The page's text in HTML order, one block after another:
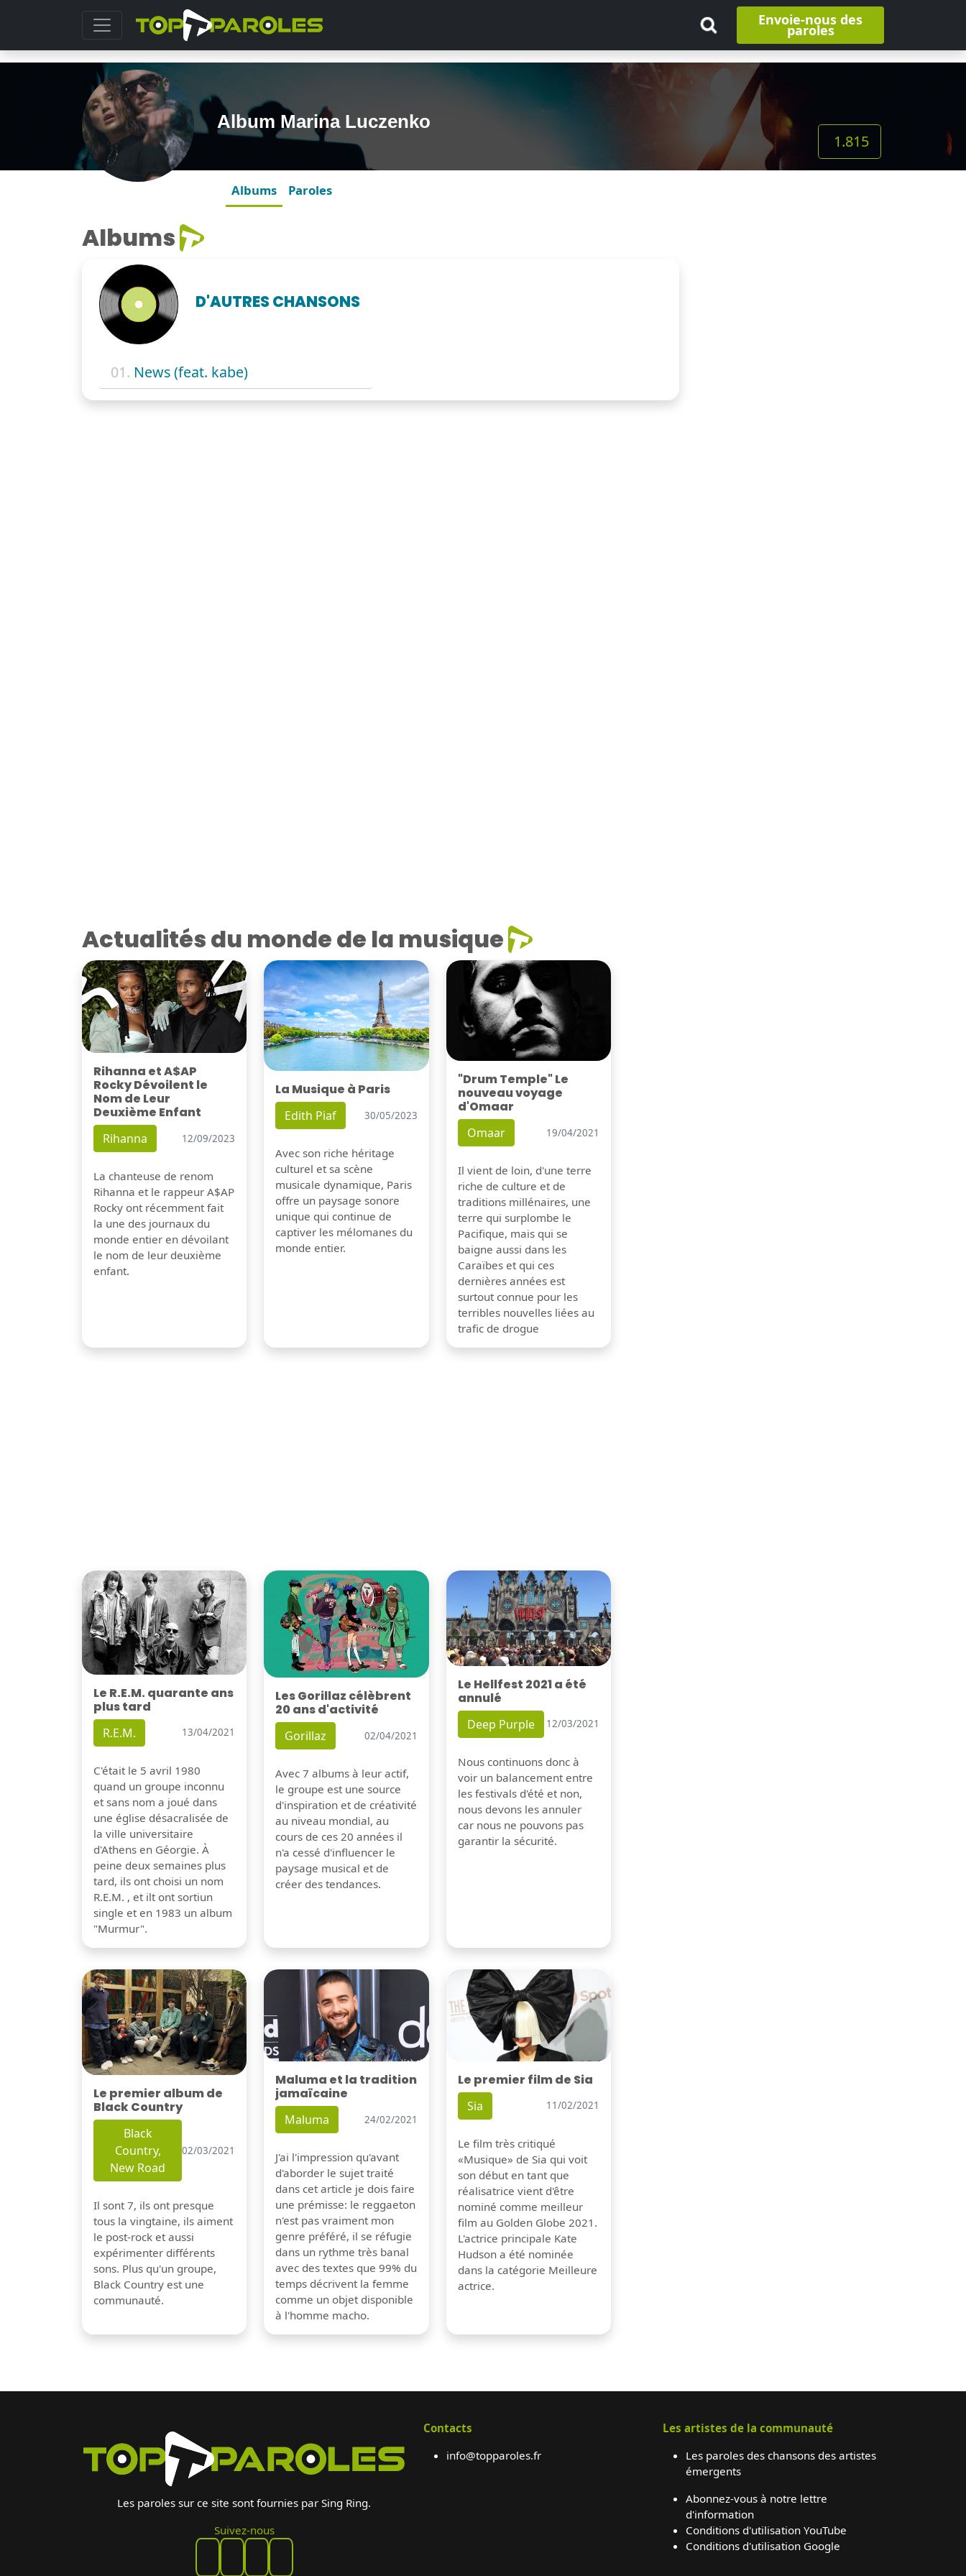
Envoie-nous des
paroles
Album Marina Luczenko
1.815
Albums Paroles
Albums
D'AUTRES CHANSONS
01. News (feat. kabe)
Actualités du monde de la musique
Rihanna et A$AP
Rocky Dévoilent le
Nom de Leur
Deuxième Enfant
Rihanna 12/09/2023
La chanteuse de renom
Rihanna et le rappeur A$AP
Rocky ont récemment fait
la une des journaux du
monde entier en dévoilant
le nom de leur deuxième
enfant.
La Musique à Paris
Edith Piaf 30/05/2023
Avec son riche héritage
culturel et sa scène
musicale dynamique, Paris
offre un paysage sonore
unique qui continue de
captiver les mélomanes du
monde entier.
"Drum Temple" Le
nouveau voyage
d'Omaar
Omaar 19/04/2021
Il vient de loin, d'une terre
riche de culture et de
traditions millénaires, une
terre qui surplombe le
Pacifique, mais qui se
baigne aussi dans les
Caraïbes et qui ces
dernières années est
surtout connue pour les
terribles nouvelles liées au
trafic de drogue
Le R.E.M. quarante ans
plus tard
R.E.M. 13/04/2021
C'était le 5 avril 1980
quand un groupe inconnu
et sans nom a joué dans
une église désacralisée de
la ville universitaire
d'Athens en Géorgie. À
peine deux semaines plus
tard, ils ont choisi un nom
R.E.M. , et ilt ont sortiun
single et en 1983 un album
"Murmur".
Les Gorillaz célèbrent
20 ans d'activité
Gorillaz 02/04/2021
Avec 7 albums à leur actif,
le groupe est une source
d'inspiration et de créativité
au niveau mondial, au
cours de ces 20 années il
n'a cessé d'influencer le
paysage musical et de
créer des tendances.
Le Hellfest 2021 a été
annulé
Deep Purple 12/03/2021
Nous continuons donc à
voir un balancement entre
les festivals d'été et non,
nous devons les annuler
car nous ne pouvons pas
garantir la sécurité.
Le premier album de
Black Country
Black
Country,
New Road
02/03/2021
Il sont 7, ils ont presque
tous la vingtaine, ils aiment
le post-rock et aussi
expérimenter différents
sons. Plus qu'un groupe,
Black Country est une
communauté.
Maluma et la tradition
jamaïcaine
Maluma 24/02/2021
J'ai l'impression qu'avant
d'aborder le sujet traité
dans cet article je dois faire
une prémisse: le reggaeton
n'est pas vraiment mon
genre préféré, il se réfugie
dans un rythme très banal
avec des textes que 99% du
temps décrivent la femme
comme un objet disponible
à l'homme macho.
Le premier film de Sia
Sia 11/02/2021
Le film très critiqué
«Musique» de Sia qui voit
son début en tant que
réalisatrice vient d'être
nominé comme meilleur
film au Golden Globe 2021.
L'actrice principale Kate
Hudson a été nominée
dans la catégorie Meilleure
actrice.
Les paroles sur ce site sont fournies par Sing Ring.
Suivez-nous
Contacts
info@topparoles.fr
Les artistes de la communauté
Les paroles des chansons des artistes
émergents
Abonnez-vous à notre lettre
d'information
Conditions d'utilisation YouTube
Conditions d'utilisation Google